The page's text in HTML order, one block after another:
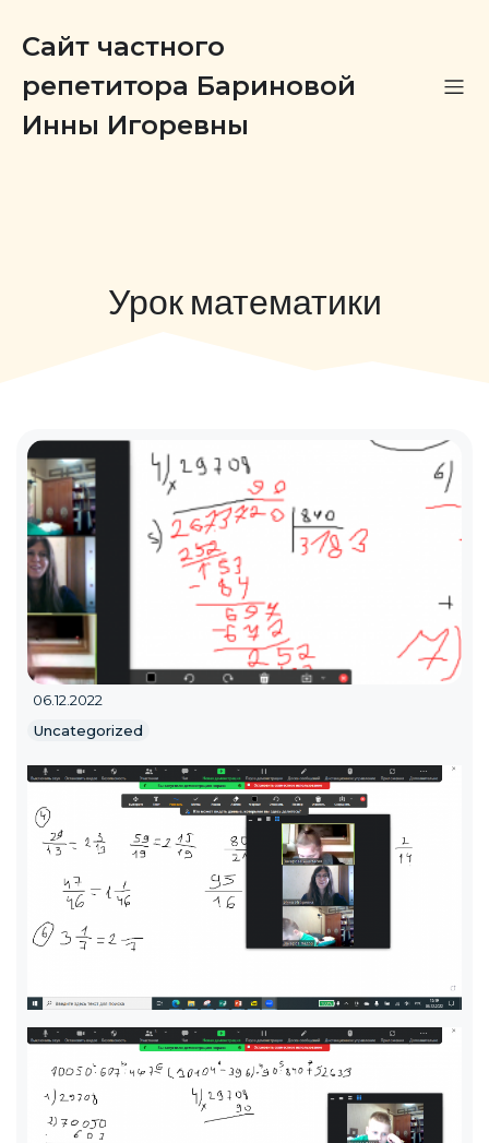
Сайт частного
репетитора Бариновой
Инны Игоревны
Урок математики
06.12.2022
Uncategorized